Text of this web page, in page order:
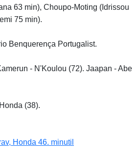
63 min), Choupo-Moting (Idrissou
75 min).
Benquerença Portugalist.
- N'Koulou (72). Jaapan - Abe
(38).
Honda 46. minutil